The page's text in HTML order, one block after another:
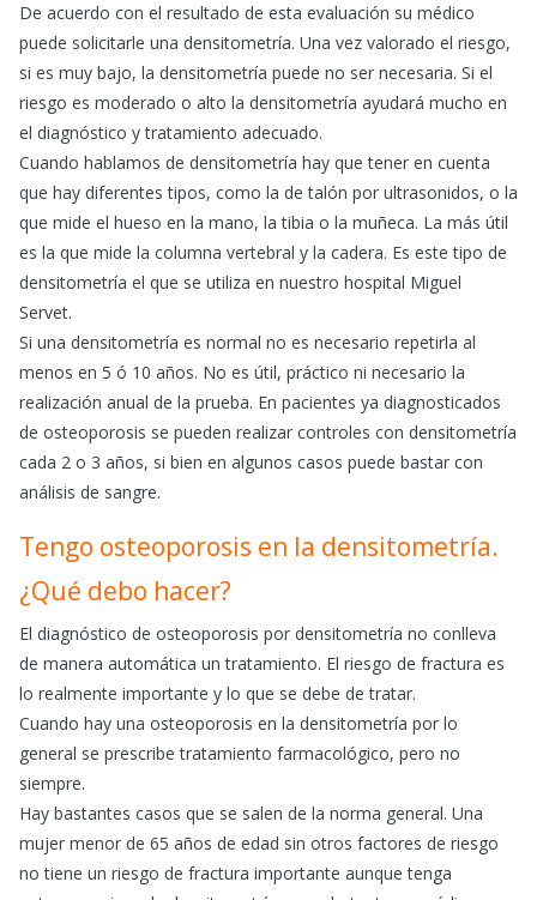
De acuerdo con el resultado de esta evaluación su médico
puede solicitarle una densitometría. Una vez valorado el riesgo,
si es muy bajo, la densitometría puede no ser necesaria. Si el
riesgo es moderado o alto la densitometría ayudará mucho en
el diagnóstico y tratamiento adecuado.
Cuando hablamos de densitometría hay que tener en cuenta
que hay diferentes tipos, como la de talón por ultrasonidos, o la
que mide el hueso en la mano, la tibia o la muñeca. La más útil
es la que mide la columna vertebral y la cadera. Es este tipo de
densitometría el que se utiliza en nuestro hospital Miguel
Servet.
Si una densitometría es normal no es necesario repetirla al
menos en 5 ó 10 años. No es útil, práctico ni necesario la
realización anual de la prueba. En pacientes ya diagnosticados
de osteoporosis se pueden realizar controles con densitometría
cada 2 o 3 años, si bien en algunos casos puede bastar con
análisis de sangre.
Tengo osteoporosis en la densitometría.
¿Qué debo hacer?
El diagnóstico de osteoporosis por densitometría no conlleva
de manera automática un tratamiento. El riesgo de fractura es
lo realmente importante y lo que se debe de tratar.
Cuando hay una osteoporosis en la densitometría por lo
general se prescribe tratamiento farmacológico, pero no
siempre.
Hay bastantes casos que se salen de la norma general. Una
mujer menor de 65 años de edad sin otros factores de riesgo
no tiene un riesgo de fractura importante aunque tenga